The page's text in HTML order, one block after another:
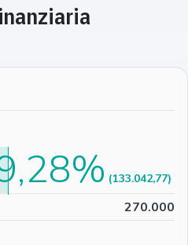
270.000
(133.042,77)